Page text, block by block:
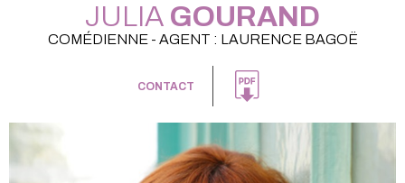
JULIA GOURAND
COMÉDIENNE - AGENT : LAURENCE BAGOË
CONTACT